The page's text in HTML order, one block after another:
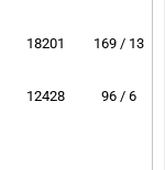
18201 169 / 13
12428 96 / 6